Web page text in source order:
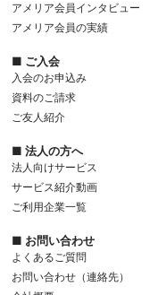
アメリア会員インタビュー
アメリア会員の実績
■ ご入会
入会のお申込み
資料のご請求
ご友人紹介
■ 法人の方へ
法人向けサービス
サービス紹介動画
ご利用企業一覧
■ お問い合わせ
よくあるご質問
お問い合わせ（連絡先）